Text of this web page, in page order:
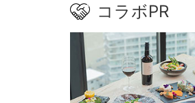
コラボPR